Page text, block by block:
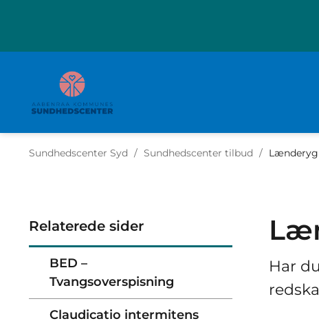
Sundhedscenter Syd / Tilbage til
Sundhedscenter tilbud / Lænderyg
Relaterede sider
BED –
Tvangsoverspisning
Claudicatio intermitens
Har